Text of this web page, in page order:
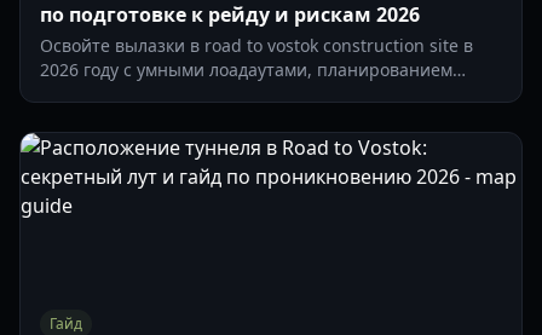
по подготовке к рейду и рискам 2026
Освойте вылазки в road to vostok construction site в
2026 году с умными лоадаутами, планированием
Гайд